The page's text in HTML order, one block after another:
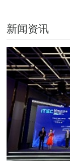
新闻资讯